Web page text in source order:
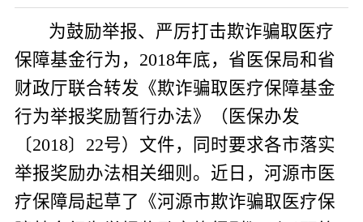
为鼓励举报、严厉打击欺诈骗取医疗
保障基金行为， 2018年底，省医保局和省
财政厅联合转发《欺诈骗取医疗保障基金
行为举报奖励暂行办法》（医保办发
〔2018〕 22号）文件，同时要求各市落实
举报奖励办法相关细则。近日，河源市医
疗保障局起草了《河源市欺诈骗取医疗保